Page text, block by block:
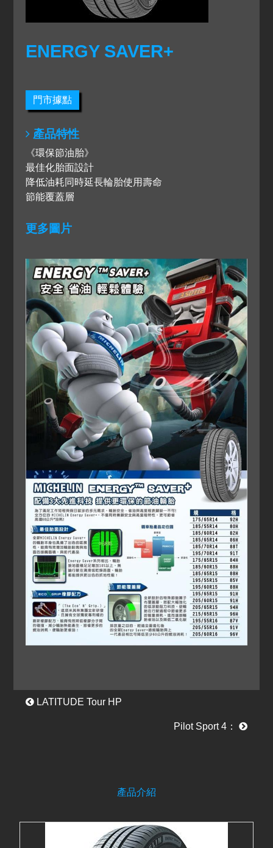
ENERGY SAVER+
門市據點
產品特性
《環保節油胎》
最佳化胎面設計
降低油耗同時延長輪胎使用壽命
節能覆蓋層
更多圖片
LATITUDE Tour HP
Pilot Sport 4：
產品介紹